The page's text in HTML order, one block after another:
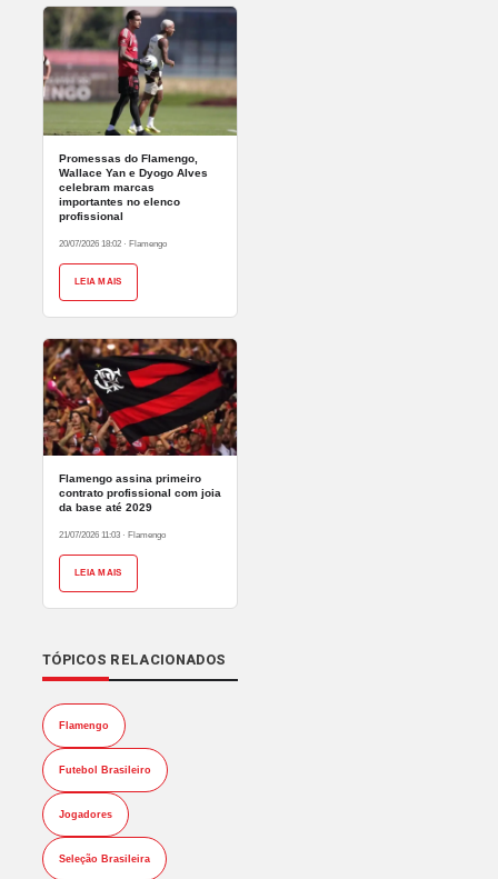
Promessas do Flamengo,
Wallace Yan e Dyogo Alves
celebram marcas
importantes no elenco
profissional
20/07/2026 18:02 · Flamengo
LEIA MAIS
Flamengo assina primeiro
contrato profissional com joia
da base até 2029
21/07/2026 11:03 · Flamengo
LEIA MAIS
TÓPICOS RELACIONADOS
Flamengo
Futebol Brasileiro
Jogadores
Seleção Brasileira